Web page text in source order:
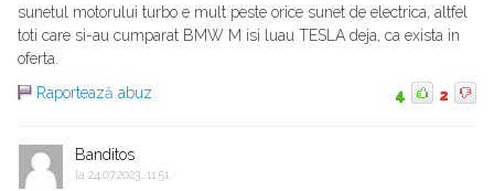
sunetul motorului turbo e mult peste orice sunet de electrica, altfel
toti care si-au cumparat BMW M isi luau TESLA deja, ca exista in
oferta.
Raportează abuz
4 2
Banditos
la 24.07.2023, 11:51